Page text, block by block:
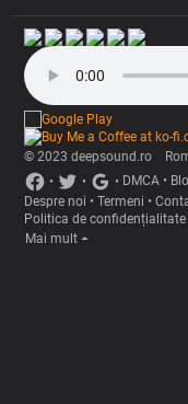
© 2023 deepsound.ro
•
• • DMCA •
Despre noi • Termeni •
Politica de confidențialitate
Mai mult